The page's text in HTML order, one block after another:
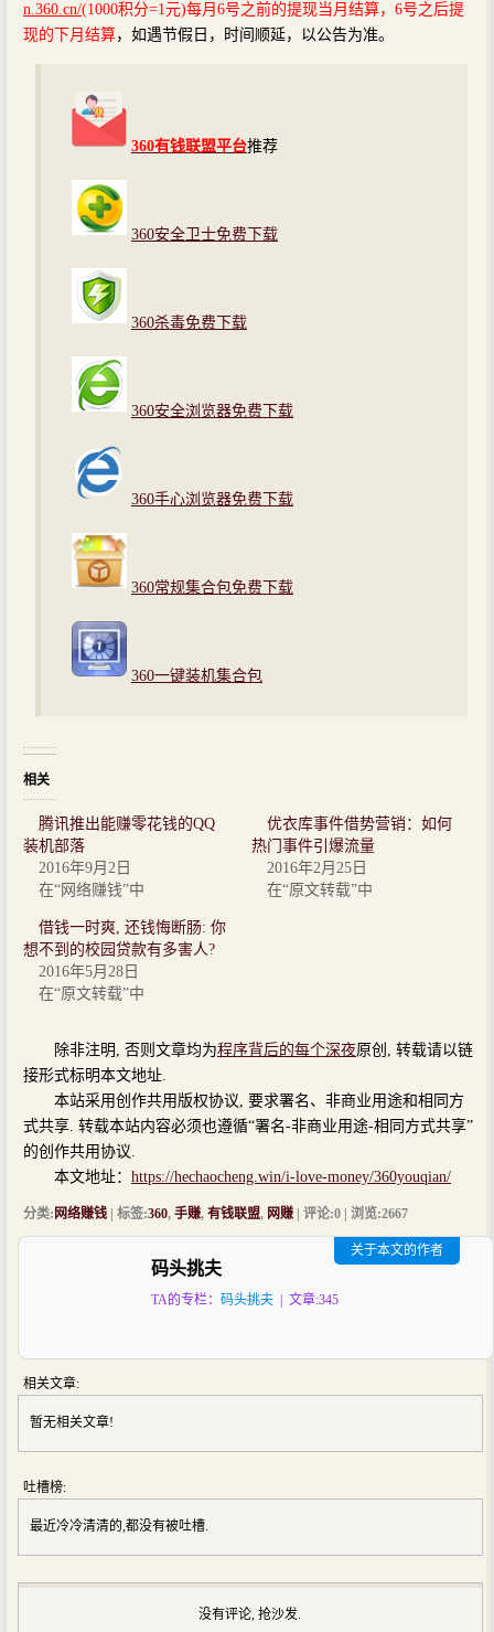
n.360.cn/(1000积分=1元)每月6号之前的提现当月结算，6号之后提
现的下月结算，如遇节假日，时间顺延，以公告为准。
360有钱联盟平台推荐
360安全卫士免费下载
360杀毒免费下载
360安全浏览器免费下载
360手心浏览器免费下载
360常规集合包免费下载
360一键装机集合包
相关
腾讯推出能赚零花钱的QQ
装机部落
2016年9月2日
在“网络赚钱”中
优衣库事件借势营销：如何
热门事件引爆流量
2016年2月25日
在“原文转载”中
借钱一时爽, 还钱悔断肠: 你
想不到的校园贷款有多害人?
2016年5月28日
在“原文转载”中
除非注明, 否则文章均为程序背后的每个深夜原创, 转载请以链
接形式标明本文地址.
本站采用创作共用版权协议, 要求署名、非商业用途和相同方
式共享. 转载本站内容必须也遵循“署名-非商业用途-相同方式共享”
的创作共用协议.
本文地址： https://hechaocheng.win/i-love-money/360youqian/
分类: 网络赚钱 | 标签:360, 手赚, 有钱联盟, 网赚 | 评论:0 | 浏览:2667
码头挑夫
TA的专栏： 码头挑夫 | 文章:345
关于本文的作者
相关文章:
暂无相关文章!
吐槽榜:
最近冷冷清清的,都没有被吐槽.
没有评论, 抢沙发.